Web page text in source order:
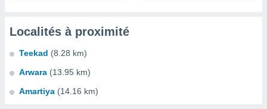
Localités à proximité
Teekad (8.28 km)
Arwara (13.95 km)
Amartiya (14.16 km)